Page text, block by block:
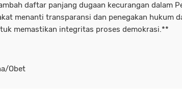
daftar panjang dugaan kecurangan dalam
menanti transparansi dan penegakan hukum
memastikan integritas proses demokrasi.**
Obet